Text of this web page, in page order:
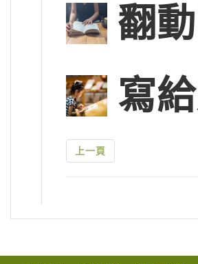
翻
寫
上一頁